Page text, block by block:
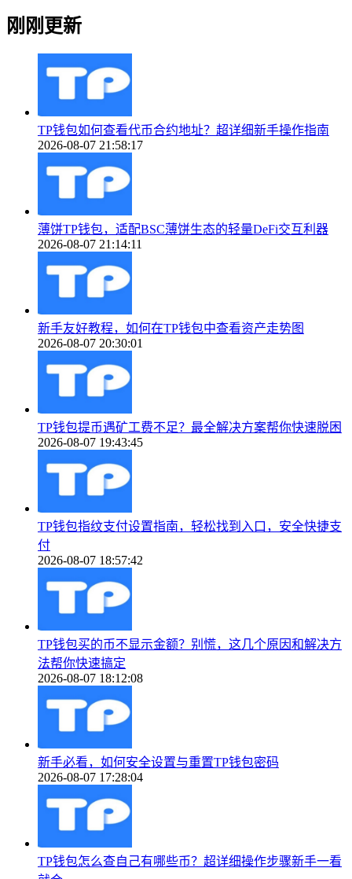
刚刚更新
TP钱包如何查看代币合约地址？超详细新手操作指南
2026-08-07 21:58:17
薄饼TP钱包，适配BSC薄饼生态的轻量DeFi交互利器
2026-08-07 21:14:11
新手友好教程，如何在TP钱包中查看资产走势图
2026-08-07 20:30:01
TP钱包提币遇矿工费不足？最全解决方案帮你快速脱困
2026-08-07 19:43:45
TP钱包指纹支付设置指南，轻松找到入口，安全快捷支
付
2026-08-07 18:57:42
TP钱包买的币不显示金额？别慌，这几个原因和解决方
法帮你快速搞定
2026-08-07 18:12:08
新手必看，如何安全设置与重置TP钱包密码
2026-08-07 17:28:04
TP钱包怎么查自己有哪些币？超详细操作步骤新手一看